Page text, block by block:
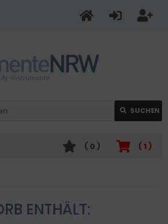
SUCHEN
( 1 )
( 0 )
ENTHÄLT: